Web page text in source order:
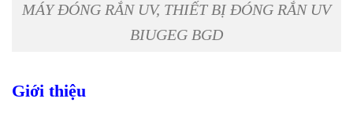
MÁY ĐÓNG RẮN UV, THIẾT BỊ ĐÓNG RẮN UV
BIUGEG BGD
Giới thiệu